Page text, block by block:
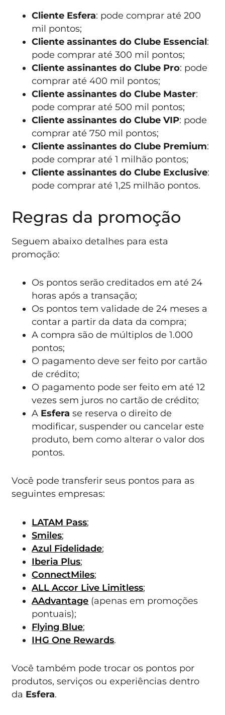
Cliente Esfera: pode comprar até 200
mil pontos;
Cliente assinantes do Clube Essencial:
pode comprar até 300 mil pontos;
Cliente assinantes do Clube Pro: pode
comprar até 400 mil pontos;
Cliente assinantes do Clube Master:
pode comprar até 500 mil pontos;
Cliente assinantes do Clube VIP: pode
comprar até 750 mil pontos;
Cliente assinantes do Clube Premium:
pode comprar até 1 milhão pontos;
Cliente assinantes do Clube Exclusive:
pode comprar até 1,25 milhão pontos.
Regras da promoção
Seguem abaixo detalhes para esta
promoção:
Os pontos serão creditados em até 24
horas após a transação;
Os pontos tem validade de 24 meses a
contar a partir da data da compra;
A compra são de múltiplos de 1.000
pontos;
O pagamento deve ser feito por cartão
de crédito;
O pagamento pode ser feito em até 12
vezes sem juros no cartão de crédito;
A Esfera se reserva o direito de
modificar, suspender ou cancelar este
produto, bem como alterar o valor dos
pontos.
Você pode transferir seus pontos para as
seguintes empresas:
LATAM Pass;
Smiles;
Azul Fidelidade;
Iberia Plus;
ConnectMiles;
ALL Accor Live Limitless;
AAdvantage (apenas em promoções
pontuais);
Flying Blue;
IHG One Rewards.
Você também pode trocar os pontos por
produtos, serviços ou experiências dentro
da Esfera.